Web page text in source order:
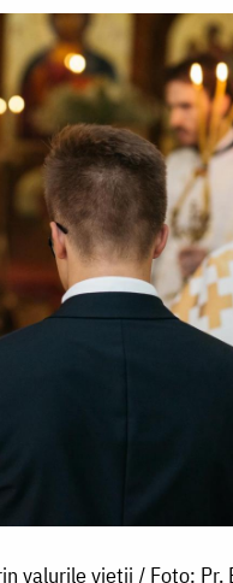
valurile vieții / Foto: Pr.